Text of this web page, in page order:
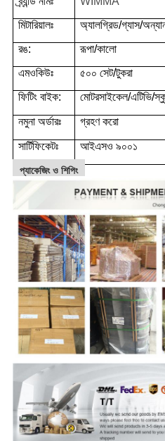
মিটারিয়ালঃ
অ্যালগ্রিড/গ্যাস/
রঙ:
রূপা/কালো
এমওকিউঃ
৫০০ সেট/টুকরা
ফিটিং বাইক:
মোটরসাইকেল/এটিভি/
নমুনা অর্ডারঃ গ্রহণ করো
সার্টিফিকেটঃ আইএসও ৯০০১
প্যাকেজিং ও শিপিং